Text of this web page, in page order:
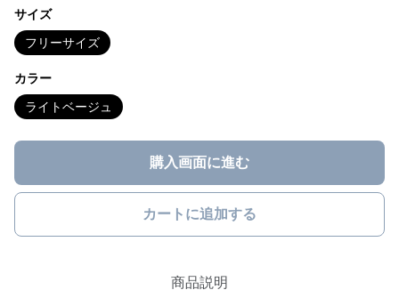
サイズ
フリーサイズ
カラー
ライトベージュ
購入画面に進む
カートに追加する
商品説明